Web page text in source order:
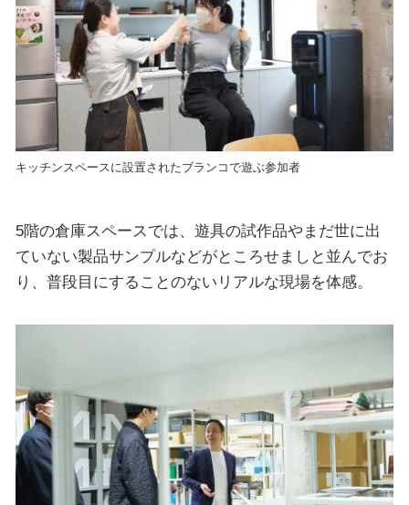
キッチンスペースに設置されたブランコで遊ぶ参加者
5階の倉庫スペースでは、遊具の試作品やまだ世に出
ていない製品サンプルなどがところせましと並んでお
り、普段目にすることのないリアルな現場を体感。